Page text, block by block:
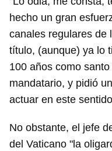
hecho un gran
canales regulares de
título, (aunque) ya lo
100 años como
mandatario, y pidió
actuar en este
No obstante, el jefe
del Vaticano "la